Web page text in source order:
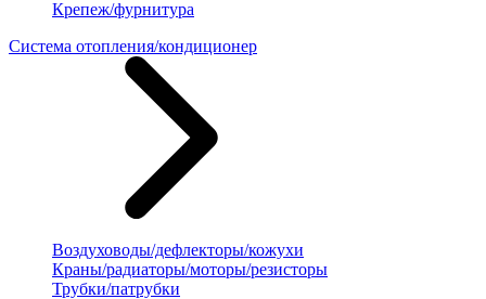
Крепеж/фурнитура
Система отопления/кондиционер
Воздуховоды/дефлекторы/кожухи
Краны/радиаторы/моторы/резисторы
Трубки/патрубки